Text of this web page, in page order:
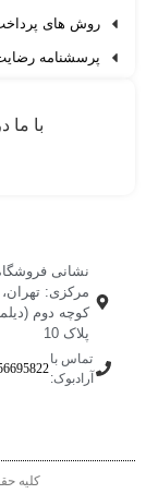
روش های پرداخت
پرسشنامه رضایت
با ما
نشانی فروشگاه و
مرکزی: تهران،
کوچه دوم (دیلمانی
پلاک 10
تماس با
آرادبوک:
56695822
کلیه